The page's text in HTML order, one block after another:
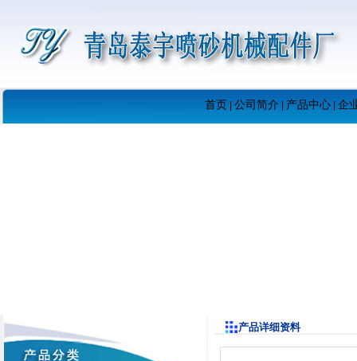
首页 公司简介 产品中心| 企
产品详细资料